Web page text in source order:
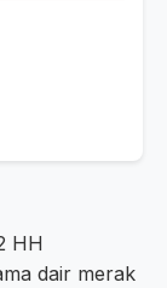
HH
dair merak